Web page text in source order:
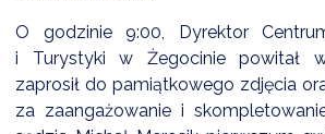
O godzinie 9:00, Dyrektor
i Turystyki w Żegocinie powitał
zaprosił do pamiątkowego zdjęcia
za zaangażowanie i